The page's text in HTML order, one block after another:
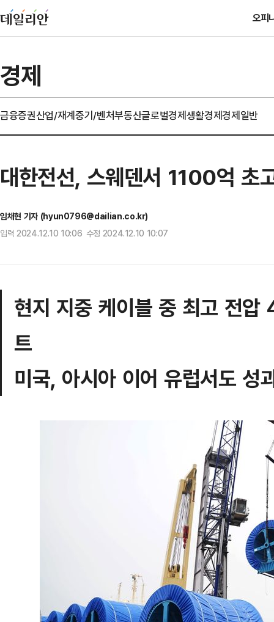
오피
경제
금융증권산업/재계중기/벤처부동산글로벌경제생활경제경제일반
대한전선, 스웨덴서 1100억 초
임채현 기자 (hyun0796@dailian.co.kr)
입력 2024.12.10 10:06 수정 2024.12.10 10:07
현지 지중 케이블 중 최고 전
트
미국, 아시아 이어 유럽서도 성